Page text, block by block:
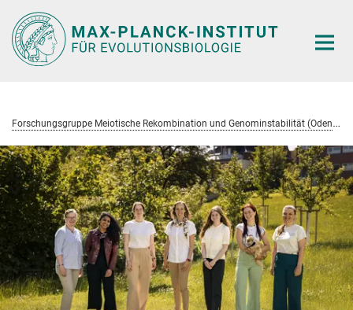
Hauptinhalt
F
orschungsgruppe Meiotische Rekombination und Genominstabilität (Odenthal-Hesse)